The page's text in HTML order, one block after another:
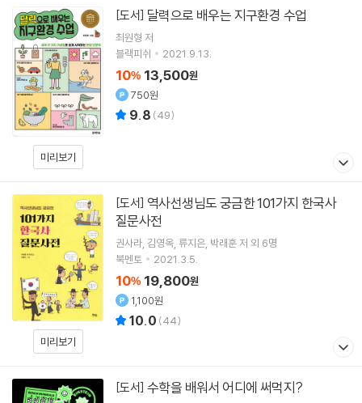
미리보기
[도서] 달력으로 배우는 지구환경 수업
최원형 저
블랙피쉬
2021.9.13.
10% 13,500원
750원
9.8 (49)
미리보기
[도서]
질문사전
권사라 김영옥 류지은 박래훈저 외 6명
북멘토
2021.3.5.
10% 19,800원
1,100원
10.0 (44)
[도서] 수학을 배워서 어디에 써먹지?